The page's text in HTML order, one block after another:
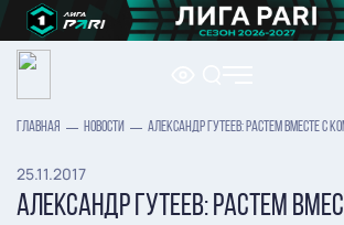
ГЛАВНАЯ НОВОСТИ АЛЕКСАНДР ГУТЕЕВ: РАСТЕМ ВМЕСТЕ С
25.11.2017
АЛЕКСАНДР ГУТЕЕВ: РАСТЕМ